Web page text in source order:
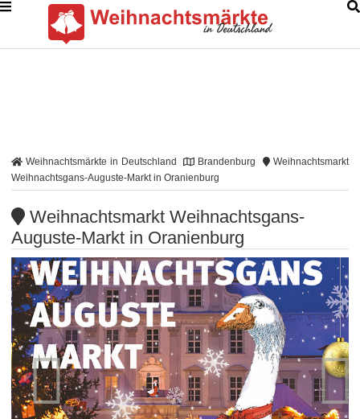
Weihnachtsmärkte in Deutschland Brandenburg
Weihnachtsmarkt
Weihnachtsgans-Auguste-Markt in Oranienburg
Weihnachtsmarkt Weihnachtsgans-
Auguste-Markt in Oranienburg
 